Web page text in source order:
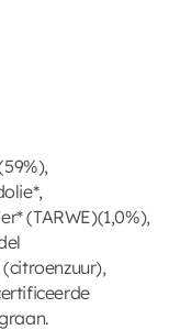
(TARWE)(1,0%),